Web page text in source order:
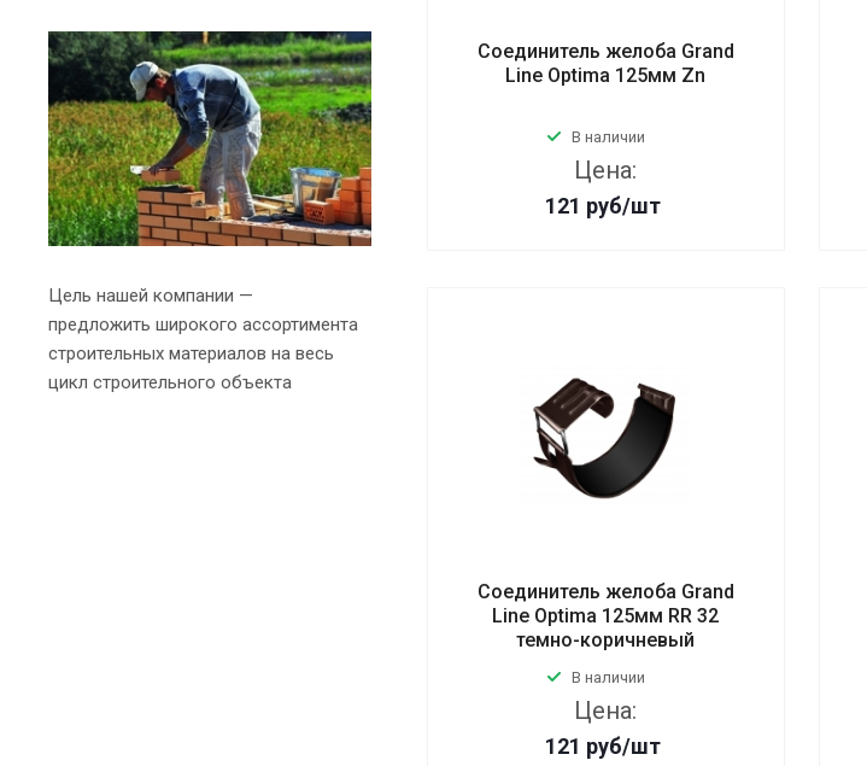
Соединитель желоба Grand
Line Optima 125мм Zn
В наличии
Цена:
121 руб/шт
Соединитель желоба Grand
Line Optima 125мм RR 32
темно-коричневый
В наличии
Цена:
121 руб/шт
Цель нашей компании —
предложить широкого ассортимента
строительных материалов на весь
цикл строительного объекта